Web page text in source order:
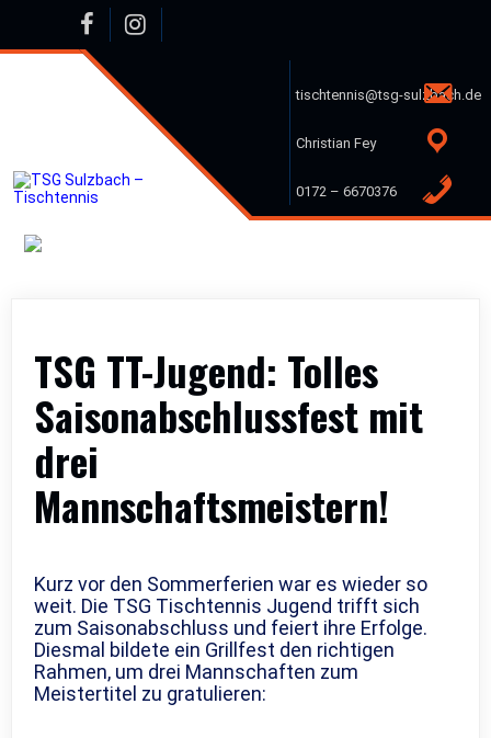
tischtennis@tsg-sulzbach.de
Christian Fey
0172 – 6670376
TSG TT-Jugend: Tolles
Saisonabschlussfest mit
drei
Mannschaftsmeistern!
Kurz vor den Sommerferien war es wieder so
weit. Die TSG Tischtennis Jugend trifft sich
zum Saisonabschluss und feiert ihre Erfolge.
Diesmal bildete ein Grillfest den richtigen
Rahmen, um drei Mannschaften zum
Meistertitel zu gratulieren: